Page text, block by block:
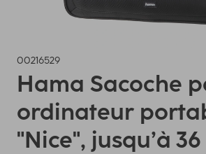
00216529
Hama Sacoche
ordinateur
"Nice", jusqu’à 36